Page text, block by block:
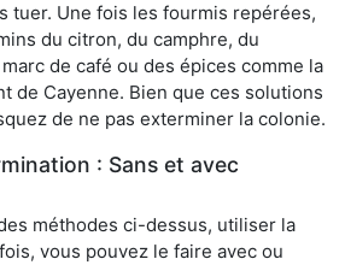
tuer. Une fois les fourmis repérées,
du citron, du camphre, du
de café ou des épices comme la
de Cayenne. Bien que ces solutions
de ne pas exterminer la colonie.
: Sans et avec
méthodes ci-dessus, utiliser la
vous pouvez le faire avec ou